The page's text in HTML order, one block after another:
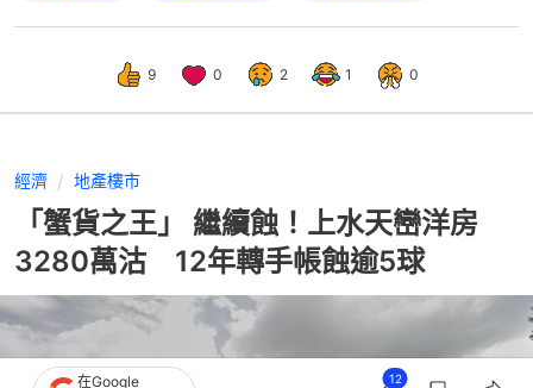
9 0 2 1 0
經濟 地產樓市
「蟹貨之王」 繼續蝕！上水天巒洋房
3280萬沽 12年轉手帳蝕逾5球
在Google 12